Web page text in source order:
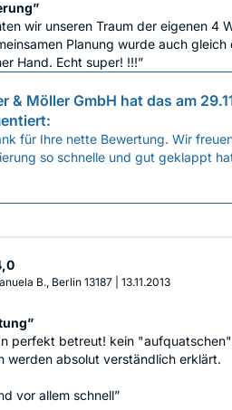
wir unseren Traum der eigenen 4
Planung wurde auch
Hand. Echt super! !!!”
& Möller GmbH hat das am
für Ihre nette Bewertung. Wir
so schnelle und gut geklappt
Sterne
B., Berlin 13187 13.11.2013
perfekt betreut! kein
werden absolut verständlich erklärt.
vor allem schnell”